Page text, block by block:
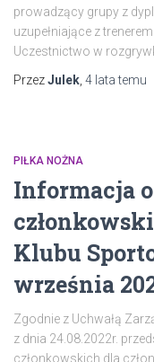
prowadzący grupy z
uzupełniające z
Uczestnictwo w
PrzezJulek 4 latatemu
PIŁKA NOŻNA
Informacja
Klubu
września
Zgodnie z Uchwałą
z dnia 24.08.2022r.
członkowskich dla